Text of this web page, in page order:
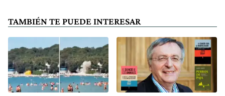
TAMBIÉN TE PUEDE INTERESAR